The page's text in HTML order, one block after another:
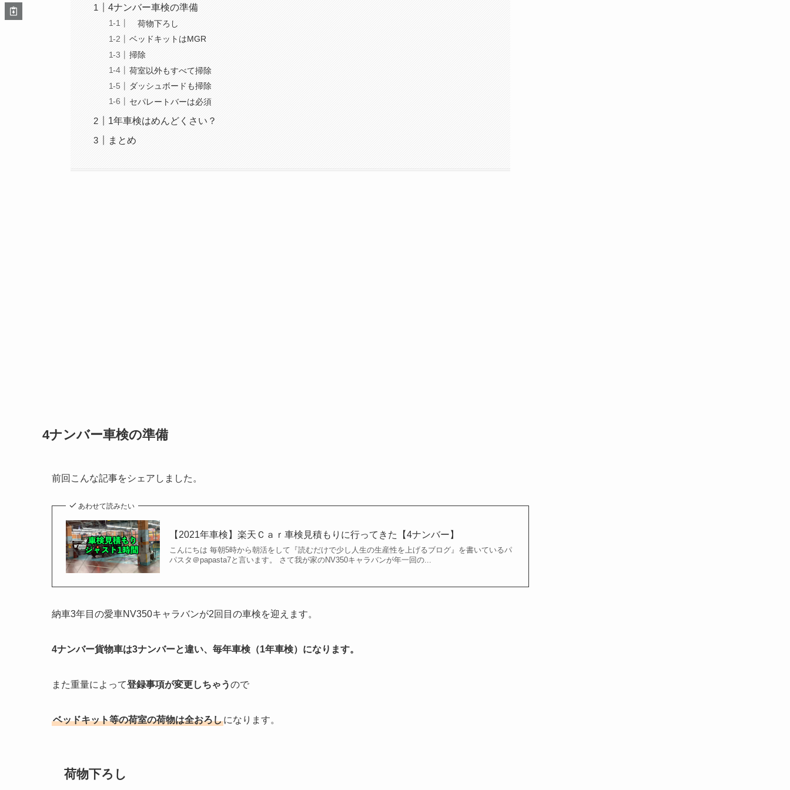
4ナンバー車検の準備
荷物下ろし
ベッドキットはMGR
掃除
荷室以外もすべて掃除
ダッシュボードも掃除
セパレートバーは必須
1年車検はめんどくさい？
まとめ
4ナンバー車検の準備
前回こんな記事をシェアしました。
あわせて読みたい
【2021年車検】楽天Ｃａｒ車検見積もりに行ってきた【4ナンバー】
こんにちは 毎朝5時から朝活をして『読むだけで少し人生の生産性を上げるブログ』を書いているパ
パスタ＠papasta7と言います。 さて我が家のNV350キャラバンが年一回の...
納車3年目の愛車NV350キャラバンが2回目の車検を迎えます。
4ナンバー貨物車は3ナンバーと違い、毎年車検（1年車検）になります。
また重量によって登録事項が変更しちゃうので
ベッドキット等の荷室の荷物は全おろしになります。
荷物下ろし